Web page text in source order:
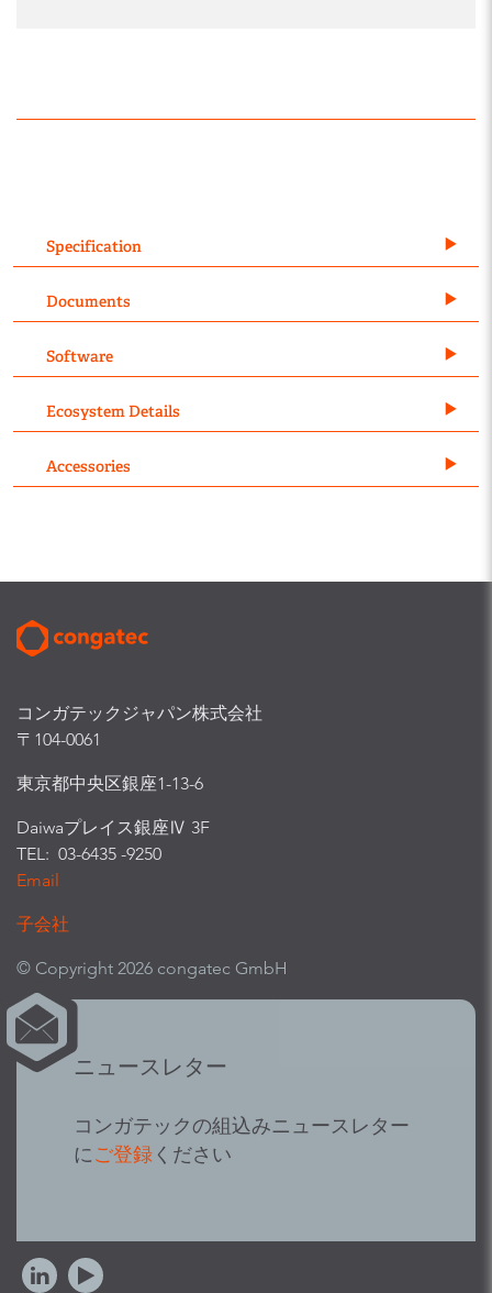
Specification
Documents
Software
Ecosystem Details
Accessories
コンガテックジャパン株式会社
〒104-0061
東京都中央区銀座1-13-6
Daiwaプレイス銀座Ⅳ 3F
TEL: 03-6435 -9250
Email
子会社
© Copyright 2026 congatec GmbH
ニュースレター
コンガテックの組込みニュースレター
にご登録 ください